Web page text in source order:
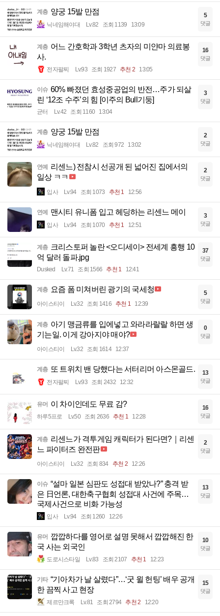
계층 양궁 15발 만점
닉네임해야대 Lv.82 조회 1139 13:09
5
댓글
계층 어느 간호학과 3학년 츠자의 미얀마 의료봉
사.
전자팔찌 Lv.93 조회 1927 추천 2 13:05
16
댓글
이슈 60% 빠졌던 효성중공업의 반전…주가 되살
린 ‘12조 수주’의 힘 [이주의 Bull기둥]
균터 Lv.42 조회 1160 13:04
3
댓글
계층 양궁 15발 만점
닉네임해야대 Lv.82 조회 972 13:02
2
댓글
연예 리센느) 전참시 선공개 된 넓어진 집에서의
일상 ㅋㅋ
입사 Lv.94 조회 1073 추천 1 12:56
2
댓글
연예 맨시티 유니폼 입고 헤딩하는 리센느 메이
입사 Lv.94 조회 1070 추천 1 12:51
3
댓글
계층 크리스토퍼 놀란 <오디세이> 전세계 흥행 10
억 달러 돌파.jpg
Dusked Lv.71 조회 1566 추천 1 12:41
37
댓글
계층 요즘 폼 미쳐버린 광기의 국세청
아이스티이 Lv.32 조회 1416 추천 1 12:39
5
댓글
계층 아기 맹금류를 입에넣고 와라라랄랄 하면 생
기는일. 이게 강아지야 매야?
아이스티이 Lv.32 조회 1614 12:37
0
댓글
계층 또 트위치 밴 당했다는 서터리머 아스몬골드.
전자팔찌 Lv.93 조회 2432 12:32
13
댓글
유머 이 차이인데도 무료 감?
하루5프로 Lv.50 조회 2636 추천 1 12:28
16
댓글
계층 리센느가 격투게임 캐릭터가 된다면?｜리센
느 파이터즈 완전판
아이스티이 Lv.32 조회 834 추천 2 12:26
2
댓글
이슈 “설마 일본 심판도 성접대 받았나?” 충격 받
은 日언론, 대한축구협회 성접대 사건에 주목…
국제사건으로 비화 가능성
입사 Lv.94 조회 1260 12:26
13
댓글
유머 깝깝하다를 영어로 설명 못해서 깝깝해진 한
국 사는 외국인
도로시스타일 Lv.83 조회 2107 추천 1 12:23
10
댓글
기타 “기아차가 날 살렸다”…‘굿 윌 헌팅’ 배우 공개
한 끔찍 사고 현장
제르만크록 Lv.81 조회 2794 추천 2 12:20
15
댓글